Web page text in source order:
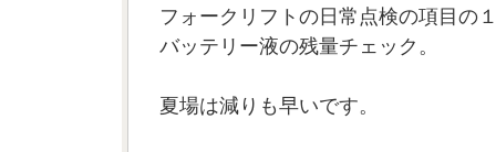
フォークリフトの日常点検の項目の
バッテリー液の残量チェック。
夏場は減りも早いです。